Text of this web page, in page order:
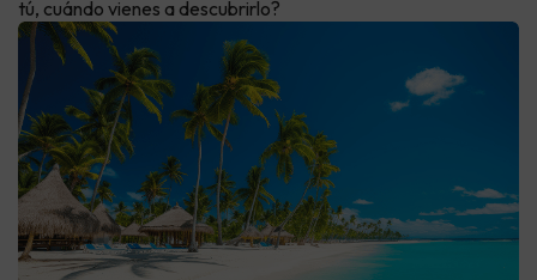
tú, cuándo vienes a descubrirlo?